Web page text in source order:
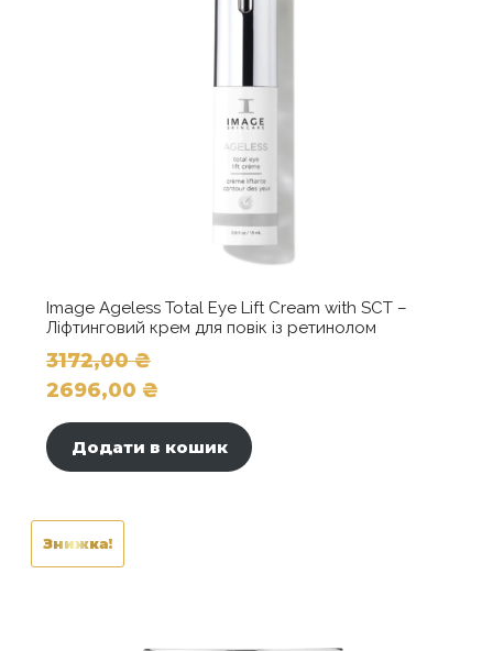
Image Ageless Total Eye Lift Cream with SCT –
Ліфтинговий крем для повік із ретинолом
3172,00₴
Оригінальна
3172,00 ₴.
2696,00 ₴
ціна:
2696,00 ₴.
Додати в кошик
Знижка!